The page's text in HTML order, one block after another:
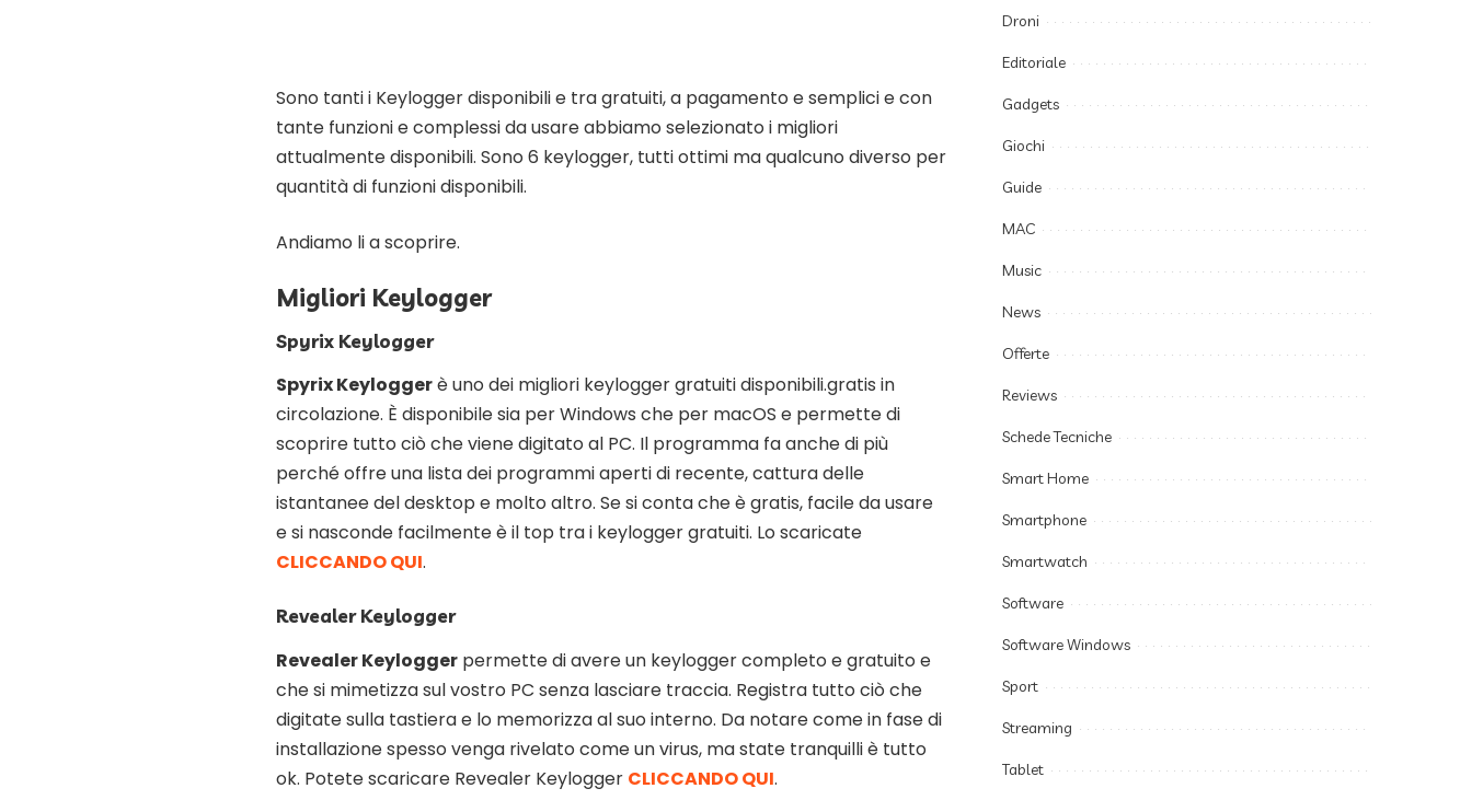
Sono tanti i Keylogger disponibili e tra gratuiti, a pagamento e semplici e con
tante funzioni e complessi da usare abbiamo selezionato i migliori
attualmente disponibili. Sono 6 keylogger, tutti ottimi ma qualcuno diverso per
quantità di funzioni disponibili.
Andiamo li a scoprire.
Migliori Keylogger
Spyrix Keylogger
Spyrix Keyloggerè uno dei migliori keylogger gratuiti disponibili.gratis in
circolazione. È disponibile sia per Windows che per macOS e permette di
scoprire tutto ciò che viene digitato al PC. Il programma fa anche di più
perché offre una lista dei programmi aperti di recente, cattura delle
istantanee del desktop e molto altro. Se si conta che è gratis, facile da usare
e si nasconde facilmente è il top tra i keylogger gratuiti. Lo scaricate
CLICCANDO QUI.
Revealer Keylogger
Revealer Keylogger permette di avere un keylogger completo e gratuito e
che si mimetizza sul vostro PC senza lasciare traccia. Registra tutto ciò che
digitate sulla tastiera e lo memorizza al suo interno. Da notare come in fase di
installazione spesso venga rivelato come un virus, ma state tranquilli è tutto
ok. Potete scaricare Revealer Keylogger CLICCANDO QUI.
Droni
Editoriale
Gadgets
Giochi
Guide
MAC
Music
News
Offerte
Reviews
Schede Tecniche
Smart Home
Smartphone
Smartwatch
Software
Software Windows
Sport
Streaming
Tablet